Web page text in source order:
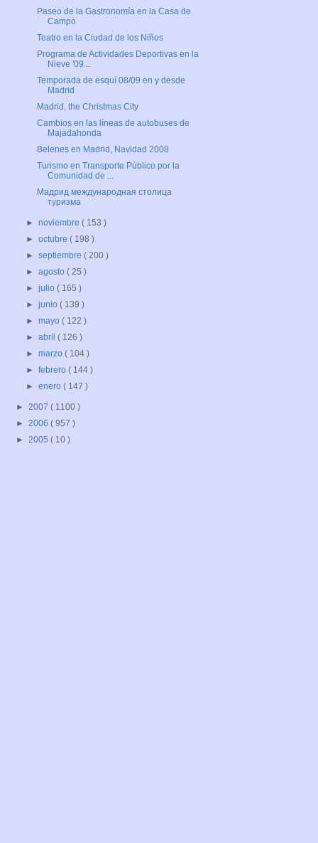
Paseo de la Gastronomía en la Casa de
Campo
Teatro en la Ciudad de los Niños
Programa de Actividades Deportivas en la
Nieve '09...
Temporada de esquí 08/09 en y desde
Madrid
Madrid, the Christmas City
Cambios en las líneas de autobuses de
Majadahonda
Belenes en Madrid, Navidad 2008
Turismo en Transporte Público por la
Comunidad de ...
Мадрид международная столица
туризма
►noviembre( 153 )
►octubre( 198 )
►septiembre( 200 )
►agosto( 25 )
►julio( 165 )
►junio( 139 )
►mayo( 122 )
►abril( 126 )
►marzo( 104 )
►febrero( 144 )
►enero( 147 )
► 2007 ( 1100 )
► 2006 ( 957 )
► 2005 ( 10 )